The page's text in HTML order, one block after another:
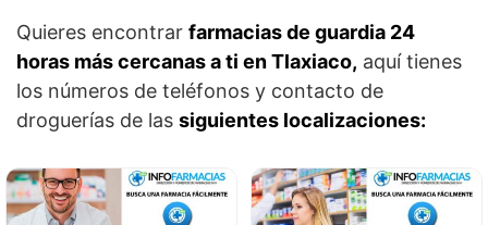
Quieres encontrar farmacias de guardia 24
horas más cercanas a ti en Tlaxiaco, aquí tienes
los números de teléfonos y contacto de
droguerías de las siguientes localizaciones: